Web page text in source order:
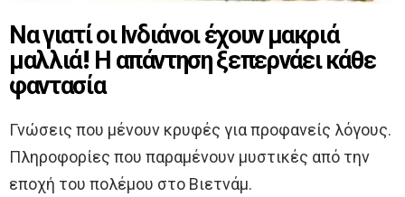
Να γιατί οι Ινδιάνοι έχουν μακριά
μαλλιά! Η απάντηση ξεπερνάει κάθε
φαντασία
Γνώσεις που μένουν κρυφές για προφανείς λόγους.
Πληροφορίες που παραμένουν μυστικές από την
εποχή του πολέμου στο Βιετνάμ.